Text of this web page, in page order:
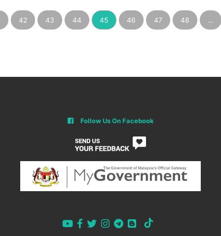
42 43 44 45 46 47 48 ...
Follow Us On Facebook